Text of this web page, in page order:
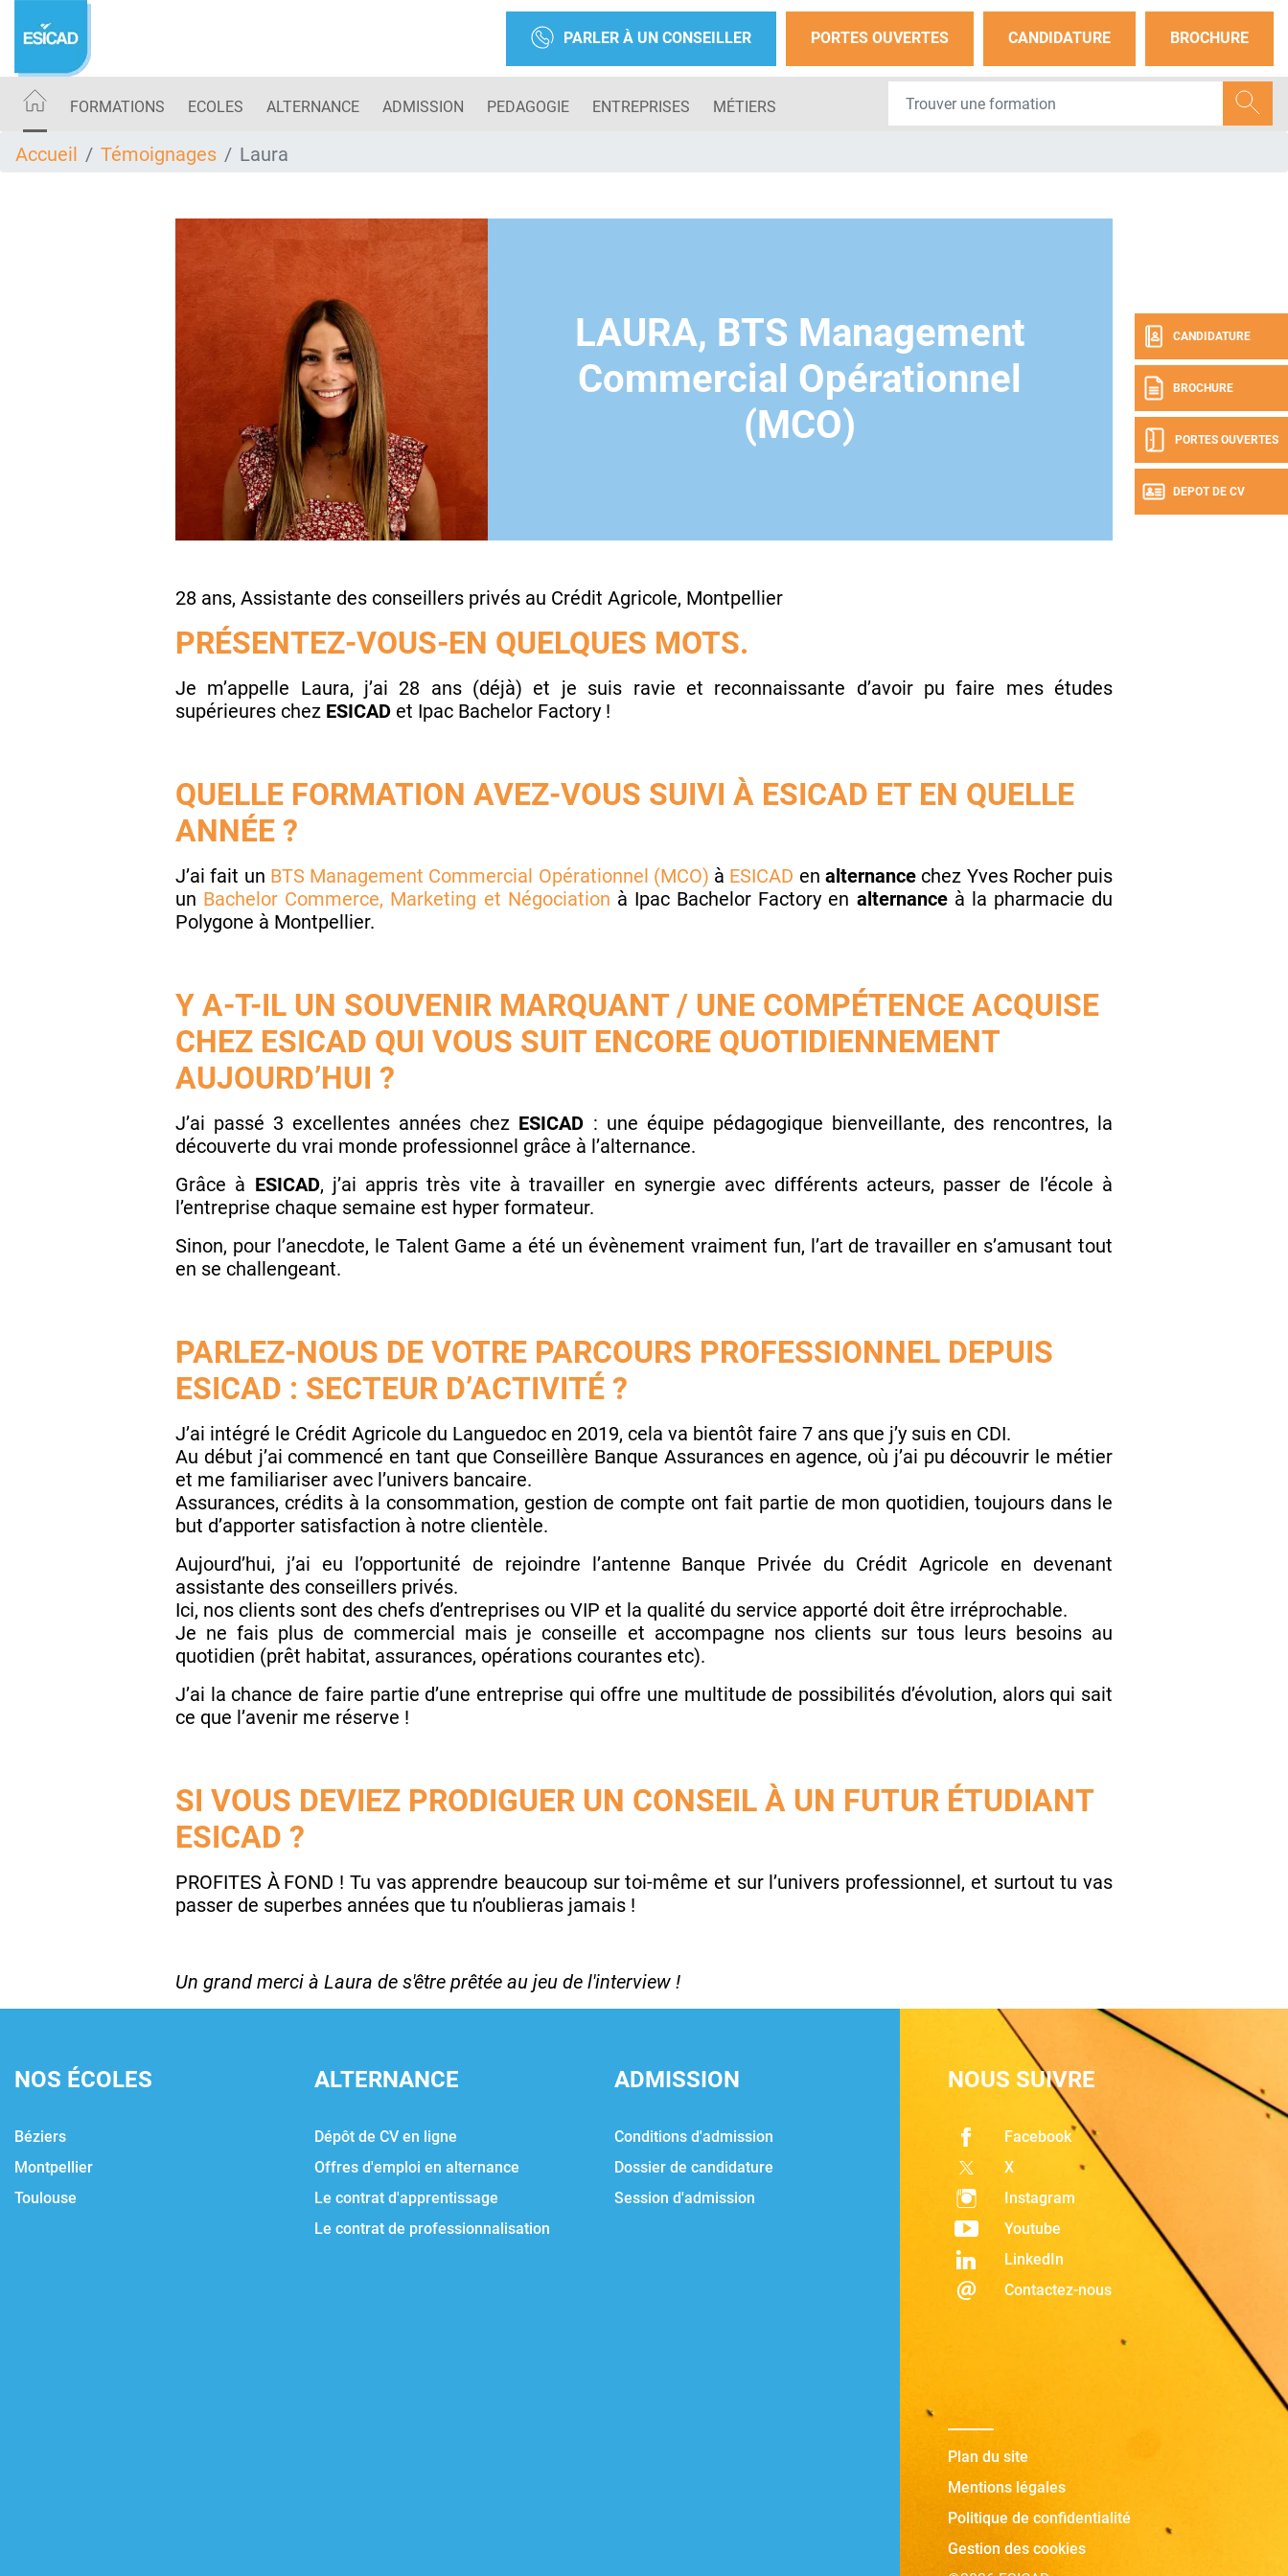
contenu
PARLER À UN CONSEILLER PORTES OUVERTES CANDIDATURE BROCHURE
FORMATIONS ECOLES ALTERNANCE ADMISSION PEDAGOGIE ENTREPRISES MÉTIERS
CANDIDATURE
BROCHURE
PORTES OUVERTES
DEPOT DE CV
Accueil Témoignages Laura
LAURA, BTS Management
Commercial Opérationnel
(MCO)
28 ans, Assistante des conseillers privés au Crédit Agricole, Montpellier
PRÉSENTEZ-VOUS-EN QUELQUES MOTS.
Je m’appelle Laura, j’ai 28 ans (déjà) et je suis ravie et reconnaissante d’avoir pu faire mes études
supérieures chez ESICAD et Ipac Bachelor Factory !
QUELLE FORMATION AVEZ-VOUS SUIVI À ESICAD ET EN QUELLE
ANNÉE ?
J’ai fait un BTS Management Commercial Opérationnel (MCO) à ESICAD en alternance chez Yves Rocher puis
un Bachelor Commerce, Marketing et Négociation à Ipac Bachelor Factory en alternance à la pharmacie du
Polygone à Montpellier.
Y A-T-IL UN SOUVENIR MARQUANT / UNE COMPÉTENCE ACQUISE
CHEZ ESICAD QUI VOUS SUIT ENCORE QUOTIDIENNEMENT
AUJOURD’HUI ?
J’ai passé 3 excellentes années chez ESICAD : une équipe pédagogique bienveillante, des rencontres, la
découverte du vrai monde professionnel grâce à l’alternance.
Grâce à ESICAD, j’ai appris très vite à travailler en synergie avec différents acteurs, passer de l’école à
l’entreprise chaque semaine est hyper formateur.
Sinon, pour l’anecdote, le Talent Game a été un évènement vraiment fun, l’art de travailler en s’amusant tout
en se challengeant.
PARLEZ-NOUS DE VOTRE PARCOURS PROFESSIONNEL DEPUIS
ESICAD : SECTEUR D’ACTIVITÉ ?
J’ai intégré le Crédit Agricole du Languedoc en 2019, cela va bientôt faire 7 ans que j’y suis en CDI.
Au début j’ai commencé en tant que Conseillère Banque Assurances en agence, où j’ai pu découvrir le métier
et me familiariser avec l’univers bancaire.
Assurances, crédits à la consommation, gestion de compte ont fait partie de mon quotidien, toujours dans le
but d’apporter satisfaction à notre clientèle.
Aujourd’hui, j’ai eu l’opportunité de rejoindre l’antenne Banque Privée du Crédit Agricole en devenant
assistante des conseillers privés.
Ici, nos clients sont des chefs d’entreprises ou VIP et la qualité du service apporté doit être irréprochable.
Je ne fais plus de commercial mais je conseille et accompagne nos clients sur tous leurs besoins au
quotidien (prêt habitat, assurances, opérations courantes etc).
J’ai la chance de faire partie d’une entreprise qui offre une multitude de possibilités d’évolution, alors qui sait
ce que l’avenir me réserve !
SI VOUS DEVIEZ PRODIGUER UN CONSEIL À UN FUTUR ÉTUDIANT
ESICAD ?
PROFITES À FOND ! Tu vas apprendre beaucoup sur toi-même et sur l’univers professionnel, et surtout tu vas
passer de superbes années que tu n’oublieras jamais !
Un grand merci à Laura de s'être prêtée au jeu de l'interview !
NOS ÉCOLES
Béziers
Montpellier
Toulouse
ALTERNANCE
Dépôt de CV en ligne
Offres d'emploi en alternance
Le contrat d'apprentissage
Le contrat de professionnalisation
ADMISSION
Conditions d'admission
Dossier de candidature
Session d'admission
NOUS SUIVRE
Facebook
X
Instagram
Youtube
LinkedIn
Contactez-nous
Plan du site
Mentions légales
Politique de confidentialité
Gestion des cookies